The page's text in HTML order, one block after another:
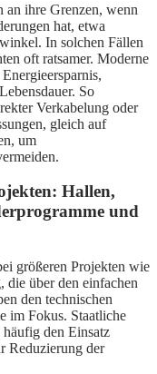
ihre Grenzen, wenn
hat, etwa
In solchen Fällen
oft ratsamer. Moderne
So
Verkabelung oder
gleich auf
um
Hallen,
und
größeren Projekten wie
die über den einfachen
den technischen
im Fokus. Staatliche
den Einsatz
Reduzierung der